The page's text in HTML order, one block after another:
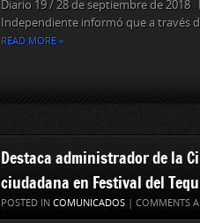
Diario 19 / 28 de septiembre de 2018
Independiente informó que a través
READ MORE »
Destaca administrador de la
ciudadana en Festival del
POSTED IN COMUNICADOS | COMMENTS